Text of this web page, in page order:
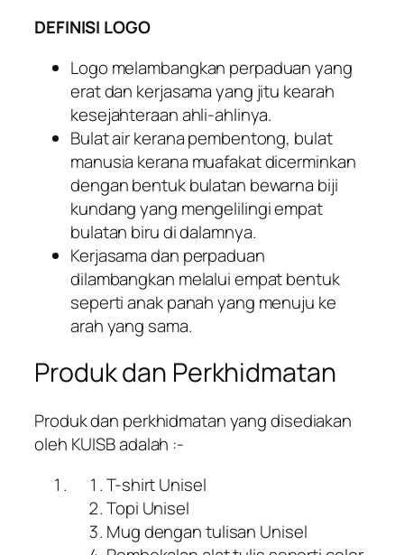
DEFINISI LOGO
Logo melambangkan perpaduan yang
erat dan kerjasama yang jitu kearah
kesejahteraan ahli-ahlinya.
Bulat air kerana pembentong, bulat
manusia kerana muafakat dicerminkan
dengan bentuk bulatan bewarna biji
kundang yang mengelilingi empat
bulatan biru di dalamnya.
Kerjasama dan perpaduan
dilambangkan melalui empat bentuk
seperti anak panah yang menuju ke
arah yang sama.
Produk dan Perkhidmatan
Produk dan perkhidmatan yang disediakan
oleh KUISB adalah :-
T-shirt Unisel
Topi Unisel
Mug dengan tulisan Unisel